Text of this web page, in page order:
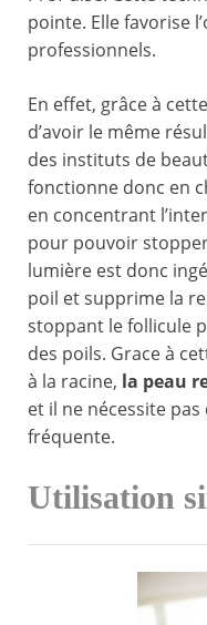
pointe. Elle favorise
professionnels.
En effet, grâce à
d’avoir le même
des instituts de
fonctionne donc en
en concentrant
pour pouvoir
lumière est donc
poil et supprime la
stoppant le follicule
des poils. Grace à
à la racine, la peau
et il ne nécessite
fréquente.
Utilisation